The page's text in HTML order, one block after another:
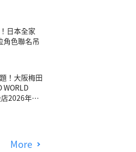
日本全家
角色聯名吊
！大阪梅田
WORLD
2026年冬
More